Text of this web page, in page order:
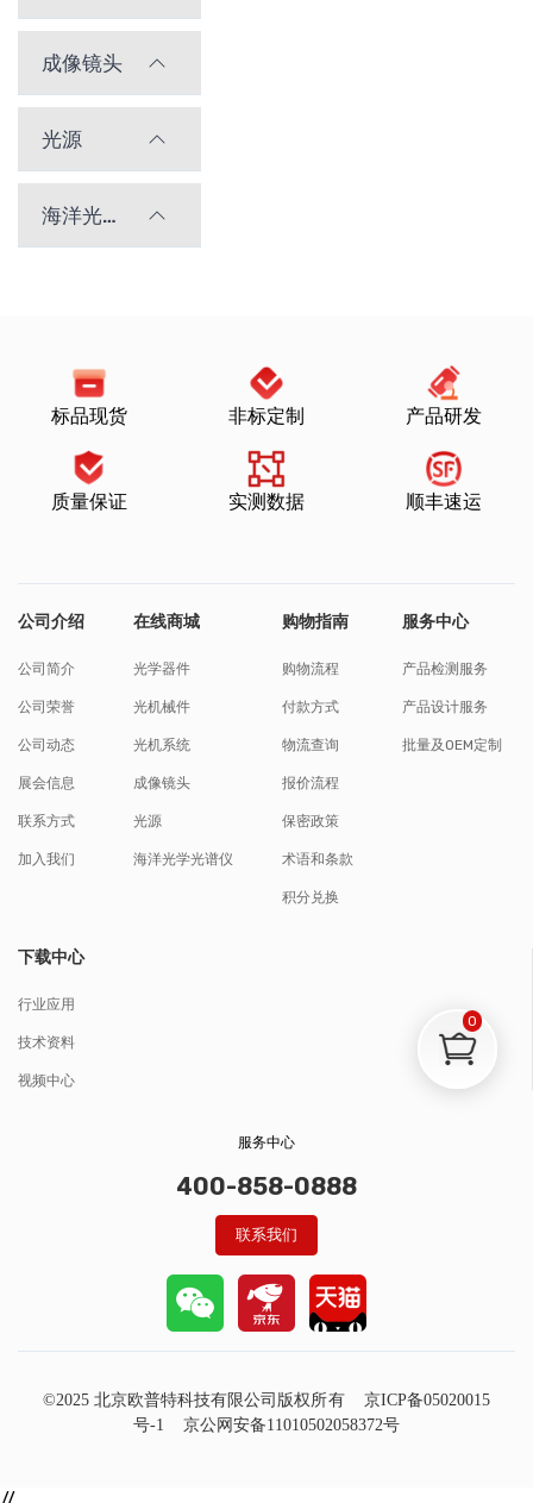
成像镜头
光源
海洋光学光谱仪
标品现货 非标定制 产品研发
质量保证 实测数据 顺丰速运
公司介绍
公司简介
公司荣誉
公司动态
展会信息
联系方式
加入我们
在线商城
光学器件
光机械件
光机系统
成像镜头
光源
海洋光学光谱仪
购物指南
购物流程
付款方式
物流查询
报价流程
保密政策
术语和条款
积分兑换
服务中心
产品检测服务
产品设计服务
批量及OEM定制
下载中心
行业应用
技术资料
视频中心
服务中心
400-858-0888
联系我们
©2025 北京欧普特科技有限公司版权所有 京ICP备05020015
号-1
京公网安备11010502058372号
0